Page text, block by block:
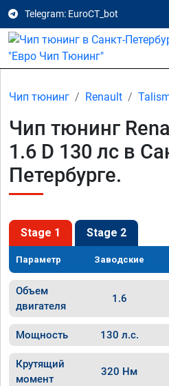
Telegram: EuroCT_bot
Чип тюнинг Renault
Чип тюнинг
1.6 D 130 лс в
Петербурге.
Stage 1 Stage 2
Параметр Заводские
Объем
двигателя
1.6
Мощность 130 л.с.
Крутящий
момент
320 Нм